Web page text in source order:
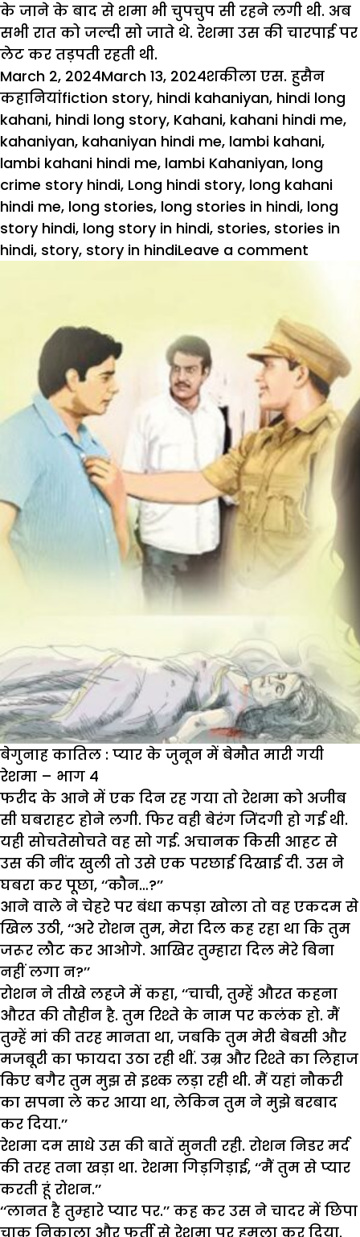
के जाने के बाद से शमा भी चुपचुप सी रहने लगी थी. अब
सभी रात को जल्दी सो जाते थे. रेशमा उस की चारपाई पर
लेट कर तड़पती रहती थी.
Posted
on
March 2, 2024March 13, 2024Author
शकीला एस. हुसैन
कहानियांTags
fiction story, hindi kahaniyan, hindi long
kahani, hindi long story, Kahani, kahani hindi me,
kahaniyan, kahaniyan hindi me, lambi kahani,
lambi kahani hindi me, lambi Kahaniyan, long
crime story hindi, Long hindi story, long kahani
hindi me, long stories, long stories in hindi, long
story hindi, long story in hindi, stories, stories in
hindi, story, story in hindiLeave a comment
बेगुनाह कातिल : प्यार के जुनून में बेमौत मारी गयी
रेशमा – भाग 4
फरीद के आने में एक दिन रह गया तो रेशमा को अजीब
सी घबराहट होने लगी. फिर वही बेरंग जिंदगी हो गई थी.
यही सोचतेसोचते वह सो गई. अचानक किसी आहट से
उस की नींद खुली तो उसे एक परछाई दिखाई दी. उस ने
घबरा कर पूछा, ‘‘कौन…?’’
आने वाले ने चेहरे पर बंधा कपड़ा खोला तो वह एकदम से
खिल उठी, ‘‘अरे रोशन तुम, मेरा दिल कह रहा था कि तुम
जरूर लौट कर आओगे. आखिर तुम्हारा दिल मेरे बिना
नहीं लगा न?’’
रोशन ने तीखे लहजे में कहा, ‘‘चाची, तुम्हें औरत कहना
औरत की तौहीन है. तुम रिश्ते के नाम पर कलंक हो. मैं
तुम्हें मां की तरह मानता था, जबकि तुम मेरी बेबसी और
मजबूरी का फायदा उठा रही थीं. उम्र और रिश्ते का लिहाज
किए बगैर तुम मुझ से इश्क लड़ा रही थी. मैं यहां नौकरी
का सपना ले कर आया था, लेकिन तुम ने मुझे बरबाद
कर दिया.’’
रेशमा दम साधे उस की बातें सुनती रही. रोशन निडर मर्द
की तरह तना खड़ा था. रेशमा गिड़गिड़ाई, ‘‘मैं तुम से प्यार
करती हूं रोशन.’’
‘‘लानत है तुम्हारे प्यार पर.’’ कह कर उस ने चादर में छिपा
चाकू निकाला और फुर्ती से रेशमा पर हमला कर दिया.